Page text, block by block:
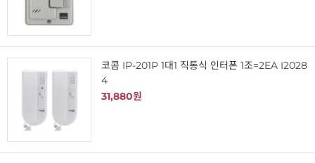
코콤 IP-201P 1대1 직통식 인터폰 1조=2EA I2028
4
31,880원